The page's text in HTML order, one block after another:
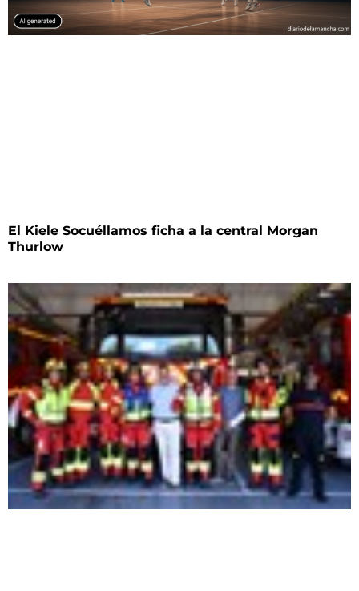
El Kiele Socuéllamos ficha a la central Morgan
Thurlow